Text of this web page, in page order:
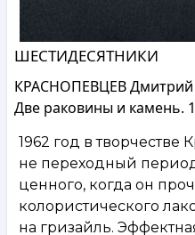
ШЕСТИДЕСЯТНИКИ
КРАСНОПЕВЦЕВ Дмитрий
Две раковины и камень.
1962 год в творчестве
не переходный
ценного, когда он
колористического
на гризайль.